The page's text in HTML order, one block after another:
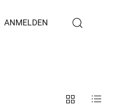
ANMELDEN